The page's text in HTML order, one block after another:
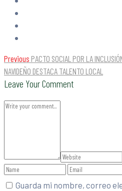
Previous PACTO SOCIAL POR LA
NAVIDEÑO DESTACA TALENTO LOCAL
Leave Your Comment
Guarda mi nombre, correo